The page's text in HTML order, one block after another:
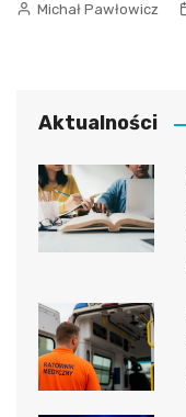
Michał Pawłowicz
Aktualności